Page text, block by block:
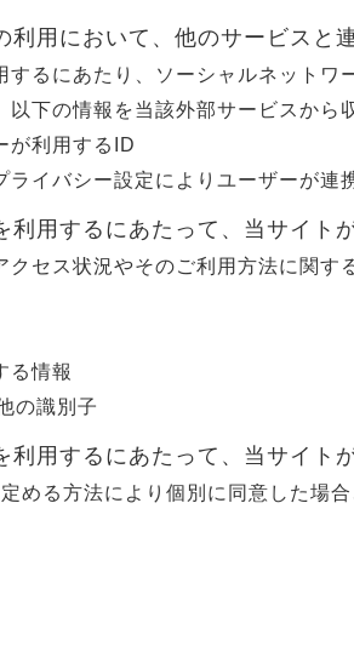
利用において、他のサービスと
するにあたり、ソーシャルネット
下の情報を当該外部サービスから
が利用するID
ライバシー設定によりユーザーが連
利用するにあたって、当サイト
クセス状況やそのご利用方法に関
る情報
の識別子
利用するにあたって、当サイト
める方法により個別に同意した場